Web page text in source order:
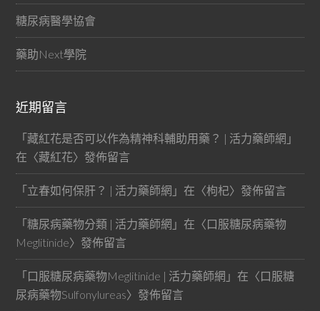
糖尿病醫學協會
藥助Next學院
近期留言
「藏紅花是否可以作為精神科輔助用藥？ | 活力藥師網 」
在〈藏紅花〉發佈留言
「立春如何保肝？ | 活力藥師網 」在〈枸杞〉發佈留言
「糖尿病藥物分類 | 活力藥師網 」在〈口服糖尿病藥物
Meglitinide〉發佈留言
「口服糖尿病藥物Meglitinide | 活力藥師網 」在〈口服糖
尿病藥物Sulfonylureas〉發佈留言